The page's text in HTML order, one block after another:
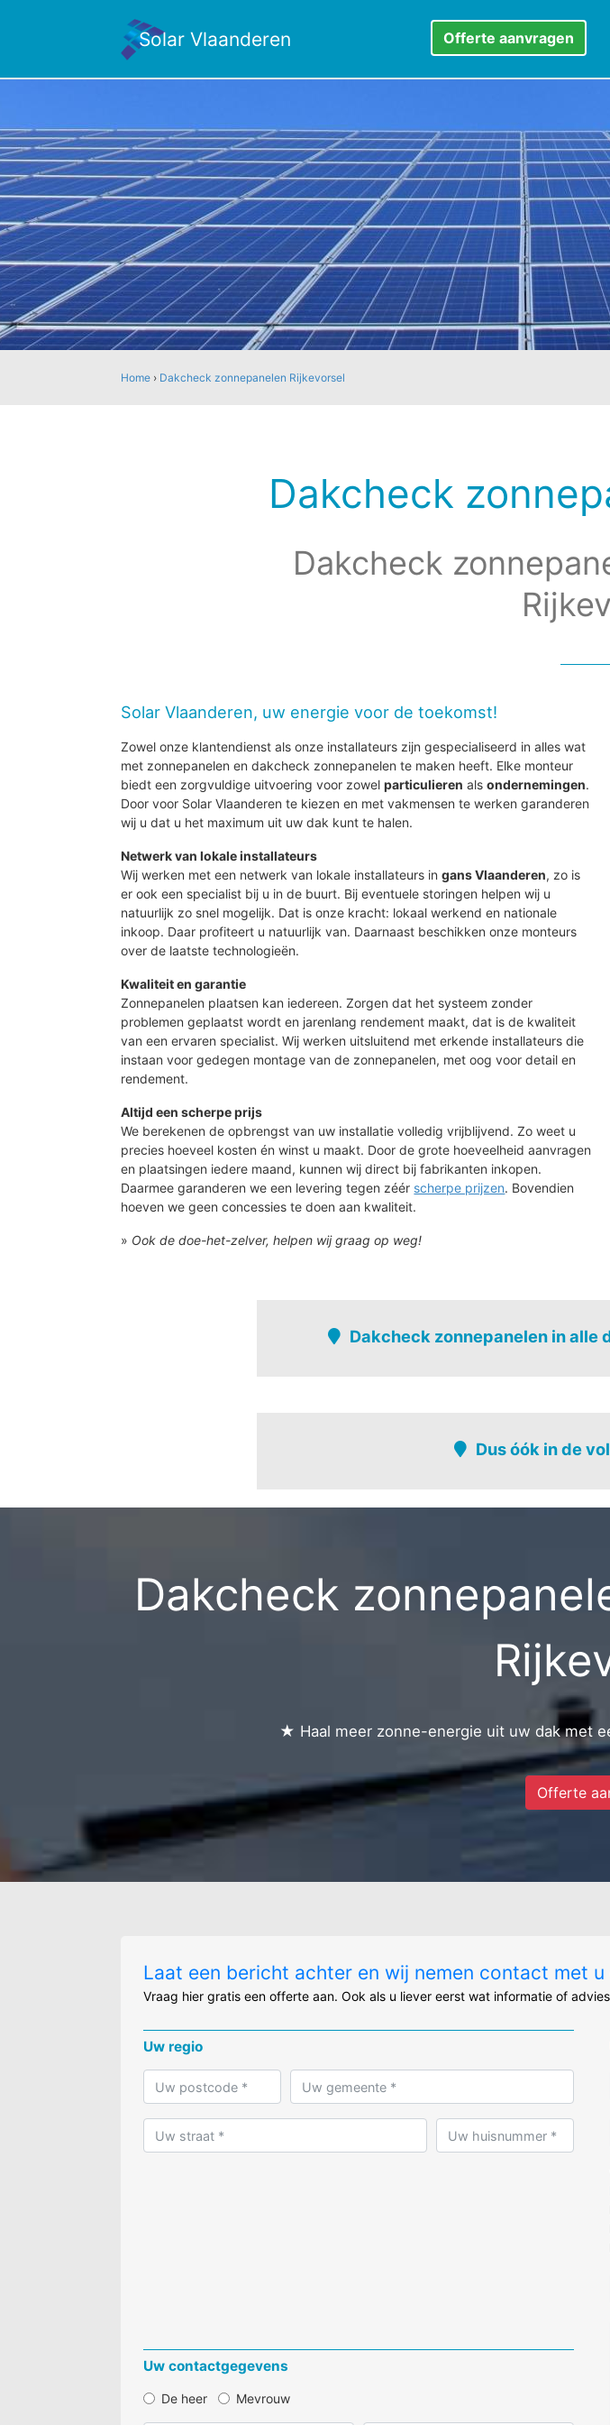
Solar Vlaanderen Offerte aanvragen
Home › Dakcheck zonnepanelen Rijkevorsel
Dakcheck
Dakcheck
Solar Vlaanderen, uw energie voor de toekomst!
Zowel onze klantendienst als onze installateurs zijn gespecialiseerd in alles wat
met zonnepanelen en dakcheck zonnepanelen te maken heeft. Elke monteur
biedt een zorgvuldige uitvoering voor zowelparticulieren alsondernemingen.
Door voor Solar Vlaanderen te kiezen en met vakmensen te werken garanderen
wij u dat u het maximum uit uw dak kunt te halen.
Netwerk van lokale installateurs
Wij werken met een netwerk van lokale installateurs ingans Vlaanderen, zo is
er ook een specialist bij u in de buurt. Bij eventuele storingen helpen wij u
natuurlijk zo snel mogelijk. Dat is onze kracht: lokaal werkend en nationale
inkoop. Daar profiteert u natuurlijk van. Daarnaast beschikken onze monteurs
over de laatste technologieën.
Kwaliteit en garantie
Zonnepanelen plaatsen kan iedereen. Zorgen dat het systeem zonder
problemen geplaatst wordt en jarenlang rendement maakt, dat is de kwaliteit
van een ervaren specialist. Wij werken uitsluitend met erkende installateurs die
instaan voor gedegen montage van de zonnepanelen, met oog voor detail en
rendement.
Altijd een scherpe prijs
We berekenen de opbrengst van uw installatie volledig vrijblijvend. Zo weet u
precies hoeveel kosten én winst u maakt. Door de grote hoeveelheid aanvragen
en plaatsingen iedere maand, kunnen wij direct bij fabrikanten inkopen.
Daarmee garanderen we een levering tegen zéér scherpe prijzen. Bovendien
hoeven we geen concessies te doen aan kwaliteit.
» Ook de doe-het-zelver, helpen wij graag op weg!
Dakcheck zonnepanelen in alle
Dus óók in de
Gammel
Helhoek-looi
Meerlehoven
Dakcheck
★ Haal meer zonne-energie uit uw dak met
Offerte
Laat een bericht achter en wij nemen contact met u
Vraag hier gratis een offerte aan. Ook als u liever eerst wat informatie of
Uw regio
Uw contactgegevens
De heer Mevrouw